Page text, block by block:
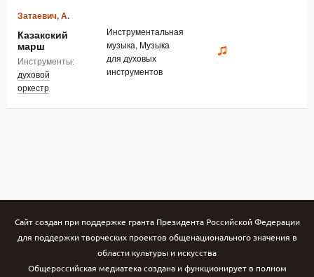
Затаевич, А.
Казакский
марш
Инструменты:
духовой
оркестр
Инструментальная
музыка, Музыка
для духовых
инструментов
Сайт создан при поддержке гранта Президента Российской Федерации
для поддержки творческих проектов общенационального значения в
области культуры и искусства
Общероссийская медиатека создана и функционирует в полном